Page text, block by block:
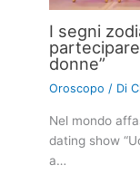
I segni
donne”
Oroscopo / Di
Nel mondo
dating show
a…